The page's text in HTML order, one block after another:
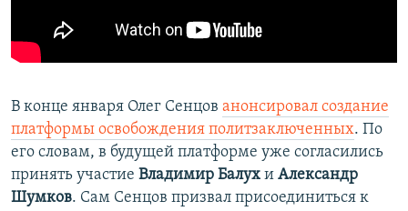
В конце января Олег Сенцов анонсировал создание
платформы освобождения политзаключенных. По
его словам, в будущей платформе уже согласились
принять участие Владимир Балух и Александр
Шумков. Сам Сенцов призвал присоединиться к